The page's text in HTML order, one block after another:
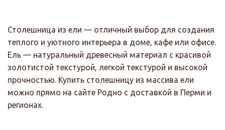
Столешница из ели — отличный выбор для создания
теплого и уютного интерьера в доме, кафе или офисе.
Ель — натуральный древесный материал с красивой
золотистой текстурой, легкой текстурой и высокой
прочностью. Купить столешницу из массива ели
можно прямо на сайте Родно с доставкой в Перми и
регионах.